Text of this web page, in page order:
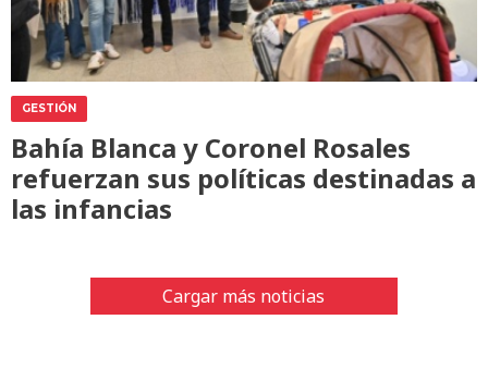
GESTIÓN
Bahía Blanca y Coronel Rosales
refuerzan sus políticas destinadas a
las infancias
Cargar más noticias